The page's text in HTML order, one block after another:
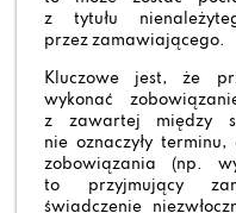
z tytułu
przez zamawiającego.
Kluczowe jest, że
wykonać
z zawartej między
nie oznaczyły
zobowiązania (np.
to przyjmujący
świadczenie